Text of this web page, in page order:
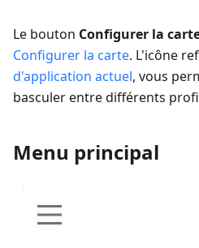
Le bouton Configurer la
Configurer la carte. L'icône
d'application actuel, vous
basculer entre différents
Menu principal